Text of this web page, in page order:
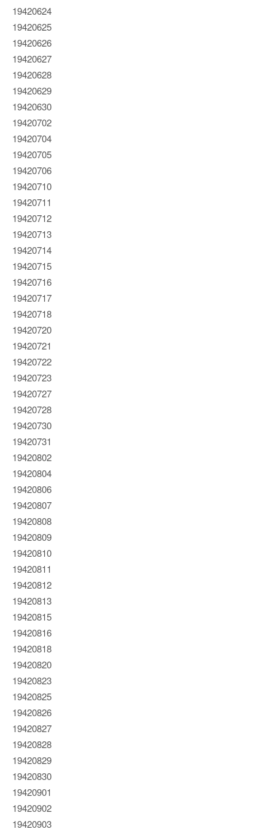
19420624
19420625
19420626
19420627
19420628
19420629
19420630
19420702
19420704
19420705
19420706
19420710
19420711
19420712
19420713
19420714
19420715
19420716
19420717
19420718
19420720
19420721
19420722
19420723
19420727
19420728
19420730
19420731
19420802
19420804
19420806
19420807
19420808
19420809
19420810
19420811
19420812
19420813
19420815
19420816
19420818
19420820
19420823
19420825
19420826
19420827
19420828
19420829
19420830
19420901
19420902
19420903